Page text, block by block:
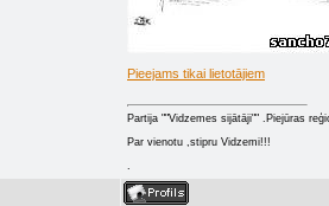
Pieejams tikai lietotājiem
Partija ""Vidzemes sijātāji"" .Piejūras
Par vienotu ,stipru Vidzemi!!!